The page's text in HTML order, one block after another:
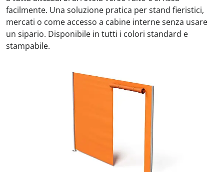
facilmente. Una soluzione pratica per stand fieristici,
mercati o come accesso a cabine interne senza usare
un sipario. Disponibile in tutti i colori standard e
stampabile.